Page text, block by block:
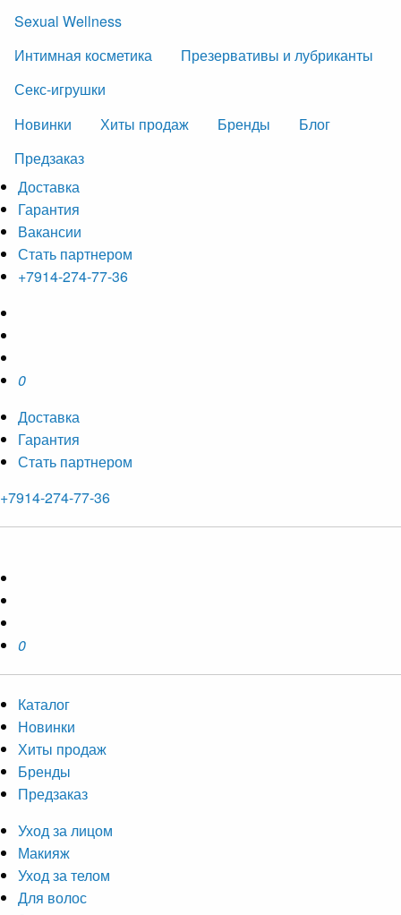
Sexual Wellness
Интимная косметика
Презервативы и лубриканты
Секс-игрушки
Новинки
Хиты продаж Бренды
Блог
Предзаказ
Доставка
Гарантия
Вакансии
Стать партнером
+7914-274-77-36
0
Доставка
Гарантия
Стать партнером
+7914-274-77-36
0
Каталог
Новинки
Хиты продаж
Бренды
Предзаказ
Уход за лицом
Макияж
Уход за телом
Для волос